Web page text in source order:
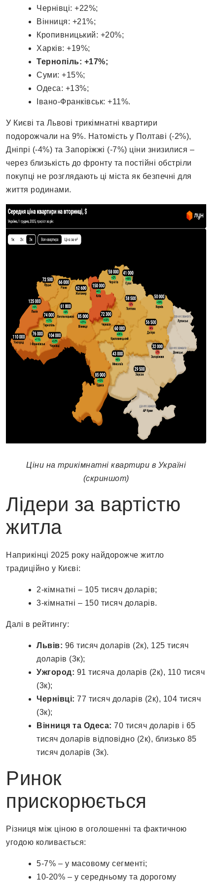
Чернівці: +22%;
Вінниця: +21%;
Кропивницький: +20%;
Харків: +19%;
Тернопіль: +17%;
Суми: +15%;
Одеса: +13%;
Івано-Франківськ: +11%.
У Києві та Львові трикімнатні квартири
подорожчали на 9%. Натомість у Полтаві (-2%),
Дніпрі (-4%) та Запоріжжі (-7%) ціни знизилися –
через близькість до фронту та постійні обстріли
покупці не розглядають ці міста як безпечні для
життя родинами.
Ціни на трикімнатні квартири в Україні
(скриншот)
Лідери за вартістю
житла
Наприкінці 2025 року найдорожче житло
традиційно у Києві:
2-кімнатні – 105 тисяч доларів;
3-кімнатні – 150 тисяч доларів.
Далі в рейтингу:
Львів: 96 тисяч доларів (2к), 125 тисяч
доларів (3к);
Ужгород: 91 тисяча доларів (2к), 110 тисяч
(3к);
Чернівці: 77 тисяч доларів (2к), 104 тисяч
(3к);
Вінниця та Одеса: 70 тисяч доларів і 65
тисяч доларів відповідно (2к), близько 85
тисяч доларів (3к).
Ринок
прискорюється
Різниця між ціною в оголошенні та фактичною
угодою коливається:
5-7% – у масовому сегменті;
10-20% – у середньому та дорогому